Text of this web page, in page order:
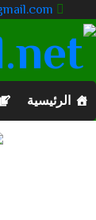
الرئيسية